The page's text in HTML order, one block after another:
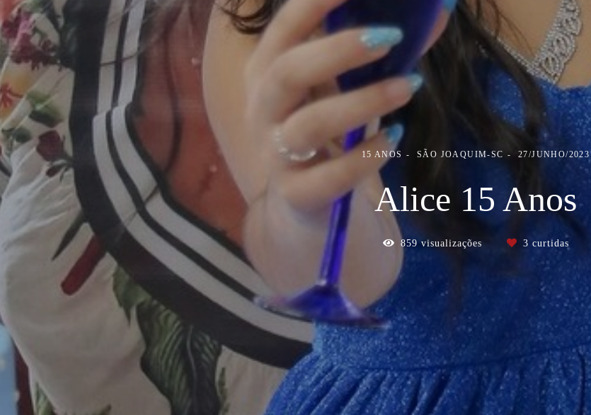
15 ANOS SÃO JOAQUIM-SC 27/JUNHO/2023
Alice 15 Anos
859 visualizações 3 curtidas